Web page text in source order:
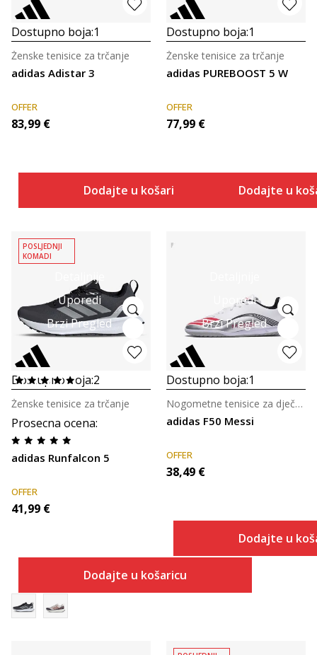
Dostupno boja:1
adidas Adistar 3
Ženske tenisice za trčanje
OFFER
83,99 €
Dodajte u košaricu
Dostupno boja:1
adidas PUREBOOST 5 W
Ženske tenisice za trčanje
OFFER
77,99 €
Dodajte u
Detaljnije
Uporedi
Brzi Pregled
POSLJEDNJI
KOMADI
Dostupno boja:2
Prosecna ocena:
adidas Runfalcon 5
Ženske tenisice za trčanje
OFFER
41,99 €
Dodajte u košaricu
Uporedi
Brzi Pregled
Dostupno boja:1
adidas F50 Messi
Nogometne tenisice za dječake
OFFER
38,49 €
Dodajte u